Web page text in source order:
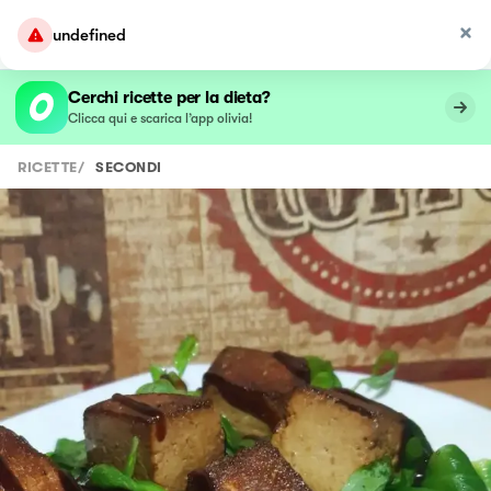
undefined
Cerchi ricette per la dieta?
Clicca qui e scarica l’app olivia!
RICETTE/ SECONDI